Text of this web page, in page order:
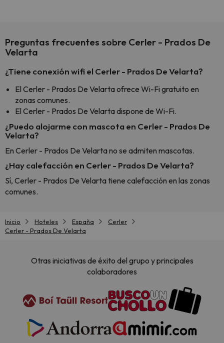
Preguntas frecuentes sobre Cerler - Prados De
Velarta
¿Tiene conexión wifi el Cerler - Prados De Velarta?
El Cerler - Prados De Velarta ofrece Wi-Fi gratuito en
zonas comunes.
El Cerler - Prados De Velarta dispone de Wi-Fi.
¿Puedo alojarme con mascota en Cerler - Prados De
Velarta?
En Cerler - Prados De Velarta no se admiten mascotas.
¿Hay calefacción en Cerler - Prados De Velarta?
Sí, Cerler - Prados De Velarta tiene calefacción en las zonas
comunes.
Inicio Hoteles España
Cerler
Cerler - Prados De Velarta
Otras iniciativas de éxito del grupo y principales
colaboradores